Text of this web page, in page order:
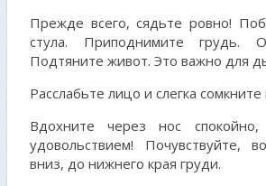
Прежде всего, сядьте ровно!
стула. Приподнимите грудь.
Подтяните живот. Это важно для
Расслабьте лицо и слегка сомкните
Вдохните через нос
удовольствием! Почувствуйте,
вниз, до нижнего края груди.